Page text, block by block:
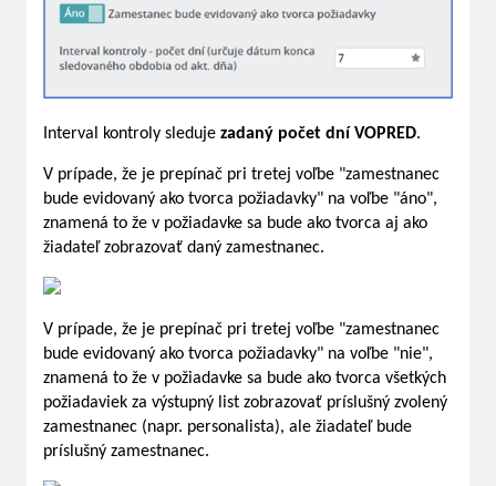
Interval kontroly sleduje zadaný počet dní VOPRED.
V prípade, že je prepínač pri tretej voľbe "zamestnanec
bude evidovaný ako tvorca požiadavky" na voľbe "áno",
znamená to že v požiadavke sa bude ako tvorca aj ako
žiadateľ zobrazovať daný zamestnanec.
V prípade, že je prepínač pri tretej voľbe "zamestnanec
bude evidovaný ako tvorca požiadavky" na voľbe "nie",
znamená to že v požiadavke sa bude ako tvorca všetkých
požiadaviek za výstupný list zobrazovať príslušný zvolený
zamestnanec (napr. personalista), ale žiadateľ bude
príslušný zamestnanec.